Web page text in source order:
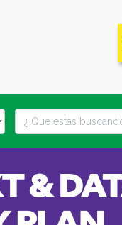
locality